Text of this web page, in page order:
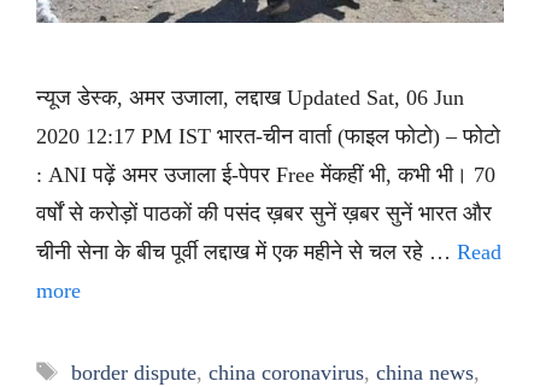
न्यूज डेस्क, अमर उजाला, लद्दाख Updated Sat, 06 Jun
2020 12:17 PM IST भारत-चीन वार्ता (फाइल फोटो) – फोटो
: ANI पढ़ें अमर उजाला ई-पेपर Free मेंकहीं भी, कभी भी। 70
वर्षों से करोड़ों पाठकों की पसंद ख़बर सुनें ख़बर सुनें भारत और
चीनी सेना के बीच पूर्वी लद्दाख में एक महीने से चल रहे … Read
more
Tags
border dispute, china coronavirus, china news,